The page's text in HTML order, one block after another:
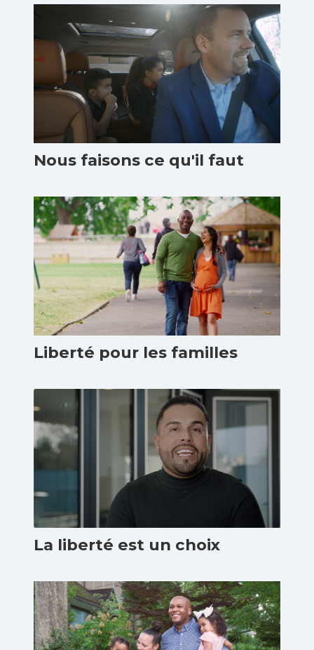
Nous faisons ce qu'il faut
Liberté pour les familles
La liberté est un choix